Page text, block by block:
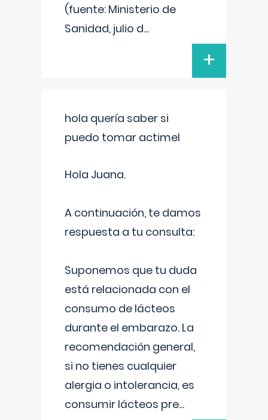
(fuente: Ministerio de
Sanidad, julio d...
+
hola quería saber si
puedo tomar actimel
Hola Juana.
A continuación, te damos
respuesta a tu consulta:
Suponemos que tu duda
está relacionada con el
consumo de lácteos
durante el embarazo. La
recomendación general,
si no tienes cualquier
alergia o intolerancia, es
consumir lácteos pre...